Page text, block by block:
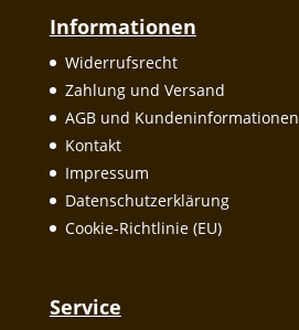
Informationen
Widerrufsrecht
Zahlung und Versand
AGB und Kundeninformationen
Kontakt
Impressum
Datenschutzerklärung
Cookie-Richtlinie (EU)
Service